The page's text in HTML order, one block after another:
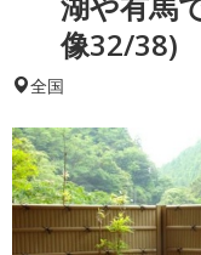
像32/38)
全国